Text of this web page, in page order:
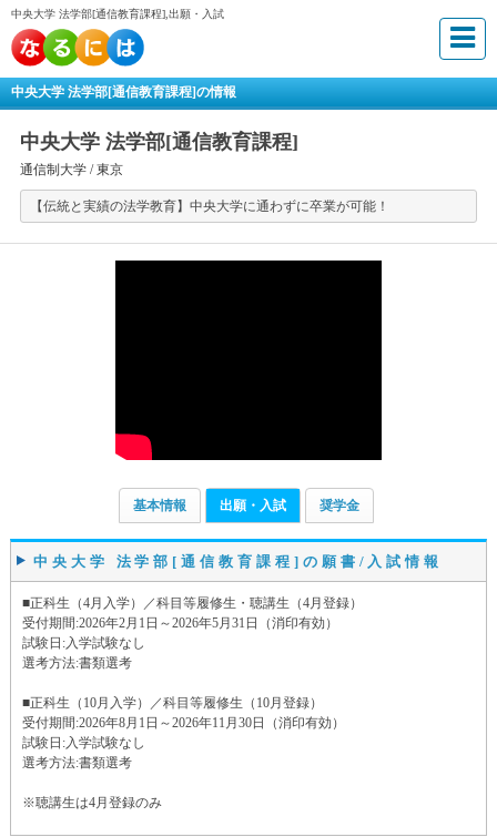
中央大学 法学部[通信教育課程],出願・入試
中央大学 法学部[通信教育課程]の情報
中央大学 法学部[通信教育課程]
通信制大学 /東京
【伝統と実績の法学教育】中央大学に通わずに卒業が可能！
基本情報 出願・入試 奨学金
中央大学 法学部[通信教育課程]の願書/入試情報
■正科生（4月入学）／科目等履修生・聴講生（4月登録）
受付期間:2026年2月1日～2026年5月31日（消印有効）
試験日:入学試験なし
選考方法:書類選考
■正科生（10月入学）／科目等履修生（10月登録）
受付期間:2026年8月1日～2026年11月30日（消印有効）
試験日:入学試験なし
選考方法:書類選考
※聴講生は4月登録のみ